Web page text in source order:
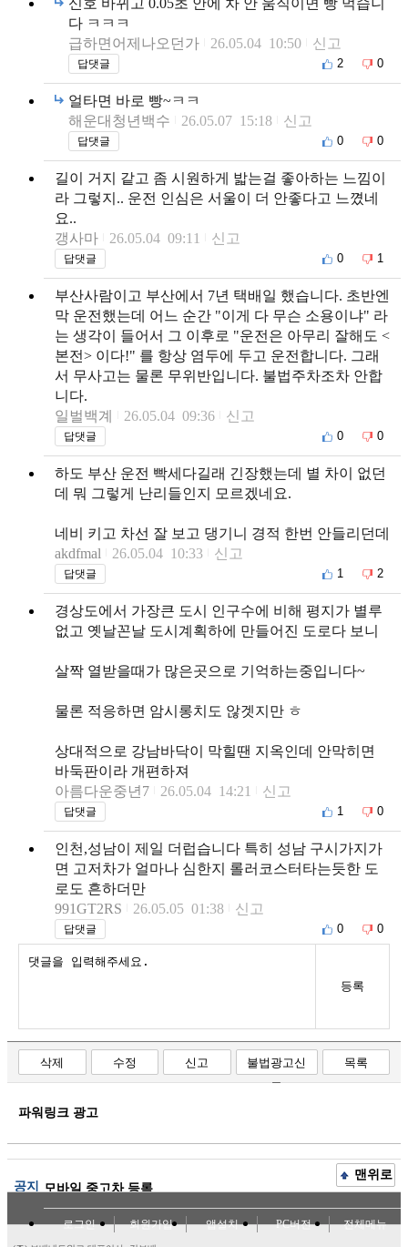
신호 바뀌고 0.05초 안에 차 안 움직이면 빵 먹습니
다 ㅋㅋㅋ
급하면어제나오던가
26.05.04 10:50 신고
답댓글 2 0
얼타면 바로 빵~ㅋㅋ
해운대청년백수
26.05.07 15:18 신고
답댓글 0 0
길이 거지 같고 좀 시원하게 밟는걸 좋아하는 느낌이
라 그렇지.. 운전 인심은 서울이 더 안좋다고 느꼈네
요..
갱사마
26.05.04 09:11 신고
답댓글 0 1
부산사람이고 부산에서 7년 택배일 했습니다. 초반엔
막 운전했는데 어느 순간 "이게 다 무슨 소용이냐" 라
는 생각이 들어서 그 이후로 "운전은 아무리 잘해도 <
본전> 이다!" 를 항상 염두에 두고 운전합니다. 그래
서 무사고는 물론 무위반입니다. 불법주차조차 안합
니다.
일벌백계
26.05.04 09:36 신고
답댓글 0 0
하도 부산 운전 빡세다길래 긴장했는데 별 차이 없던
데 뭐 그렇게 난리들인지 모르겠네요.
네비 키고 차선 잘 보고 댕기니 경적 한번 안들리던데
akdfmal
26.05.04 10:33 신고
답댓글 1 2
경상도에서 가장큰 도시 인구수에 비해 평지가 별루
없고 옛날꼰날 도시계획하에 만들어진 도로다 보니
살짝 열받을때가 많은곳으로 기억하는중입니다~
물론 적응하면 암시롱치도 않겟지만 ㅎ
상대적으로 강남바닥이 막힐땐 지옥인데 안막히면
바둑판이라 개편하져
아름다운중년7
26.05.04 14:21 신고
답댓글 1 0
인천,성남이 제일 더럽습니다 특히 성남 구시가지가
면 고저차가 얼마나 심한지 롤러코스터타는듯한 도
로도 흔하더만
991GT2RS
26.05.05 01:38 신고
답댓글 0 0
등록
삭제 수정 신고
불법광고신
고
목록
파워링크 광고
공지 모바일 중고차 등록
맨위로
로그인 회원가입 앱설치 PC버전 전체메뉴